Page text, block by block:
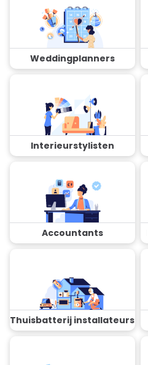
Weddingplanners
Interieurstylisten
Accountants
Thuisbatterij installateurs